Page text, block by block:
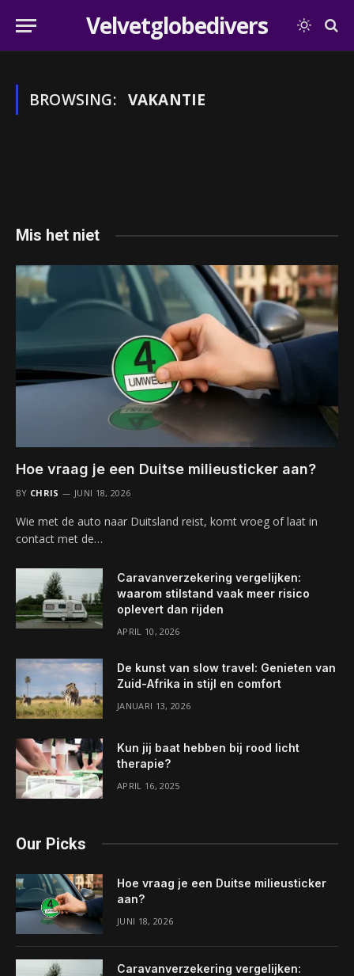
Velvetglobedivers
BROWSING: VAKANTIE
Mis het niet
Hoe vraag je een Duitse milieusticker aan?
BY CHRIS JUNI 18, 2026
Wie met de auto naar Duitsland reist, komt vroeg of laat in
contact met de…
Caravanverzekering vergelijken:
waarom stilstand vaak meer risico
oplevert dan rijden
APRIL 10, 2026
De kunst van slow travel: Genieten van
Zuid-Afrika in stijl en comfort
JANUARI 13, 2026
Kun jij baat hebben bij rood licht
therapie?
APRIL 16, 2025
Our Picks
Hoe vraag je een Duitse milieusticker
aan?
JUNI 18, 2026
Caravanverzekering vergelijken: